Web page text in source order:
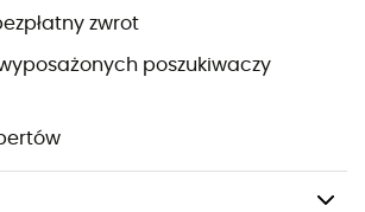
zwrot
poszukiwaczy
ręce zapinane na zamek
210T tafta, 100% poliester